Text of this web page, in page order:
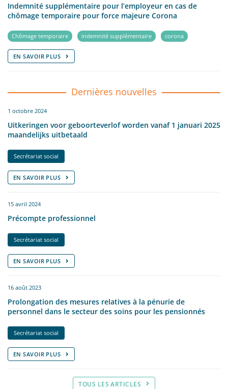
Indemnité supplémentaire pour l’employeur en cas de
chômage temporaire pour force majeure Corona
Chômage temporaire indemnité supplémentaire corona
EN SAVOIR PLUS
Dernières nouvelles
1 octobre 2024
Uitkeringen voor geboorteverlof worden vanaf 1 januari 2025
maandelijks uitbetaald
Secrétariat social
EN SAVOIR PLUS
15 avril 2024
Précompte professionnel
Secrétariat social
EN SAVOIR PLUS
16 août 2023
Prolongation des mesures relatives à la pénurie de
personnel dans le secteur des soins pour les pensionnés
Secrétariat social
EN SAVOIR PLUS
TOUS LES ARTICLES